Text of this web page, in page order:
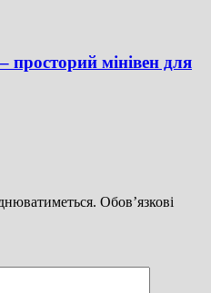
мінівен для
Обов’язкові